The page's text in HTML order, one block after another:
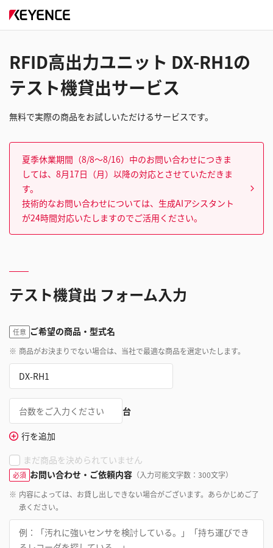
RFID高出力ユニット DX-RH1の
テスト機貸出サービス
無料で実際の商品をお試しいただけるサービスです。
夏季休業期間（8/8～8/16）中のお問い合わせにつきま
しては、8月17日（月）以降の対応とさせていただきま
す。
技術的なお問い合わせについては、生成AIアシスタント
が24時間対応いたしますのでご活用ください。
テスト機貸出 フォーム入力
任意 ご希望の商品・型式名
※ 商品がお決まりでない場合は、当社で最適な商品を選定いたします。
台
行を追加
まだ商品を決められていません
必須 お問い合わせ・ご依頼内容 （入力可能文字数：300文字）
※ 内容によっては、お貸し出しできない場合がございます。あらかじめご了
承ください。